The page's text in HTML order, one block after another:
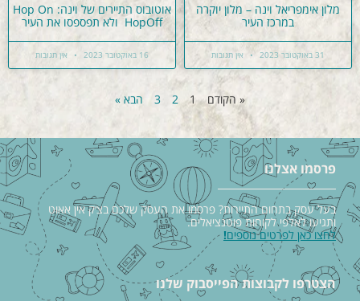
מלון אימפריאל וינה – מלון יוקרה
במרכז העיר
31 באוקטובר 2023 אין תגובות
אוטובוס התיירים של וינה: Hop On
HopOff ולא תפספסו את העיר
16 באוקטובר 2023 אין תגובות
« הקודם 1
2
3 הבא »
פרסמו אצלנו
בעל עסק בתחום התיירות? פרסמו את העסק שלכם בצ׳ק אין אאוט
ותגיעו לאלפי לקוחות פוטנציאלים.
לחצו כאן לפרטים נוספים!
הצטרפו לקבוצות הפייסבוק שלנו